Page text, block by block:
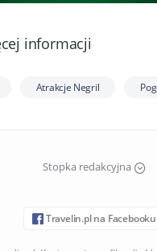
informacji
Atrakcje Negril
Stopka redakcyjna
Travelin.pl na Facebooku